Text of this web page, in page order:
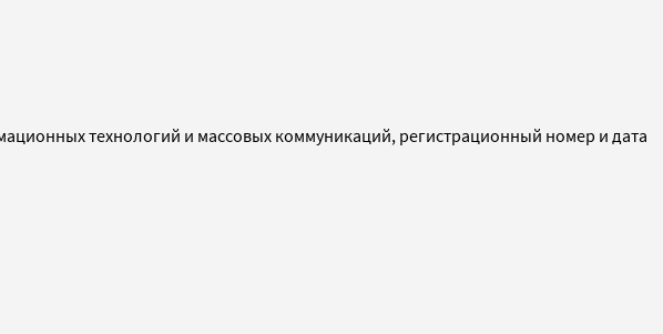
технологий и массовых коммуникаций, регистрационный номер и дата